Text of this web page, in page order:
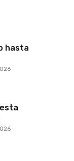
hasta